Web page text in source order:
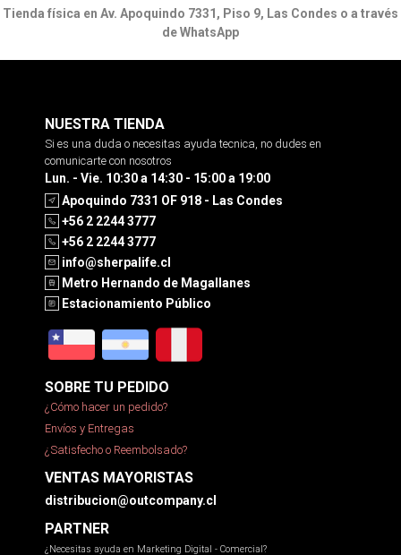
Tienda física en Av. Apoquindo 7331, Piso 9, Las Condes o a través
de WhatsApp
NUESTRA TIENDA
Si es una duda o necesitas ayuda tecnica, no dudes en
comunicarte con nosotros
Lun. - Vie. 10:30 a 14:30 - 15:00 a 19:00
Apoquindo 7331 OF 918 - Las Condes
+56 2 2244 3777
+56 2 2244 3777
info@sherpalife.cl
Metro Hernando de Magallanes
Estacionamiento Público
SOBRE TU PEDIDO
¿Cómo hacer un pedido?
Envíos y Entregas
¿Satisfecho o Reembolsado?
VENTAS MAYORISTAS
distribucion@outcompany.cl
PARTNER
¿Necesitas ayuda en Marketing Digital - Comercial?